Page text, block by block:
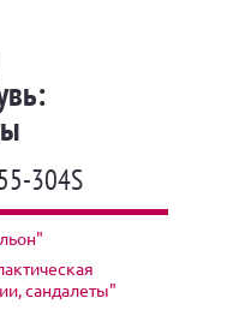
304S
сандалеты"